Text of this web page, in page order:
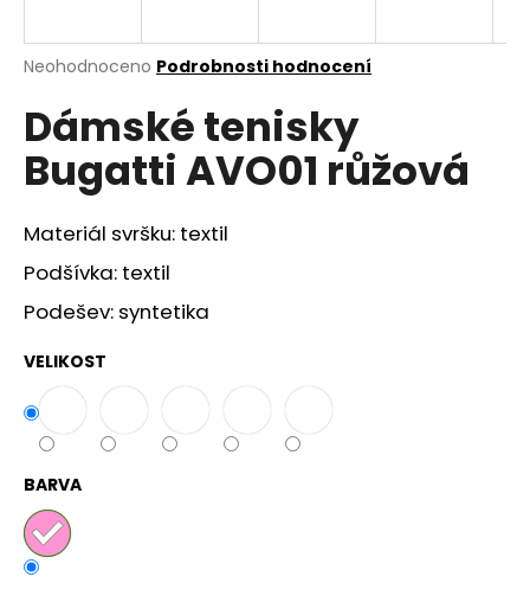
Průměrné
produktu
je
0,0
hvězdiček.
Neohodnoceno Podrobnosti hodnocení
Dámské tenisky
Bugatti AVO01 růžová
Materiál svršku: textil
Podšívka: textil
Podešev: syntetika
VELIKOST
BARVA
j
t
?
D
o
p
r
u
č
u